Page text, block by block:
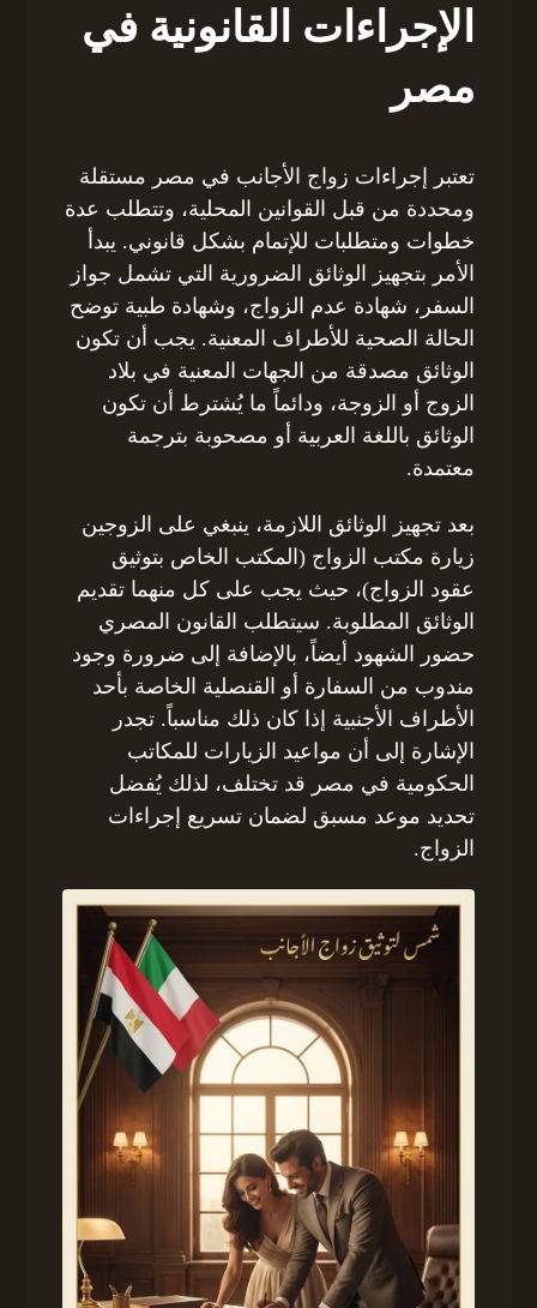
الإجراءات القانونية في
مصر
تعتبر إجراءات زواج الأجانب في مصر مستقلة
ومحددة من قبل القوانين المحلية، وتتطلب عدة
خطوات ومتطلبات للإتمام بشكل قانوني. يبدأ
الأمر بتجهيز الوثائق الضرورية التي تشمل جواز
السفر، شهادة عدم الزواج، وشهادة طبية توضح
الحالة الصحية للأطراف المعنية. يجب أن تكون
الوثائق مصدقة من الجهات المعنية في بلاد
الزوج أو الزوجة، ودائماً ما يُشترط أن تكون
الوثائق باللغة العربية أو مصحوبة بترجمة
معتمدة.
بعد تجهيز الوثائق اللازمة، ينبغي على الزوجين
زيارة مكتب الزواج (المكتب الخاص بتوثيق
عقود الزواج)، حيث يجب على كل منهما تقديم
الوثائق المطلوبة. سيتطلب القانون المصري
حضور الشهود أيضاً، بالإضافة إلى ضرورة وجود
مندوب من السفارة أو القنصلية الخاصة بأحد
الأطراف الأجنبية إذا كان ذلك مناسباً. تجدر
الإشارة إلى أن مواعيد الزيارات للمكاتب
الحكومية في مصر قد تختلف، لذلك يُفضل
تحديد موعد مسبق لضمان تسريع إجراءات
الزواج.